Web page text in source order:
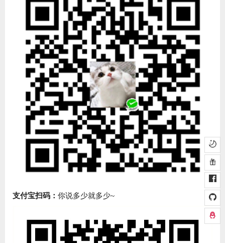
支付宝扫码： 你说多少就多少~